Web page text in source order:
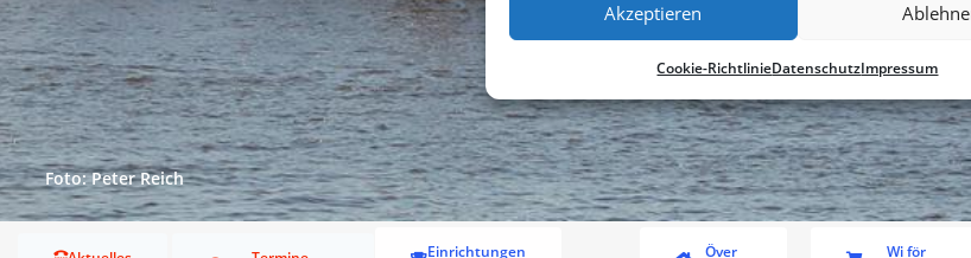
Akzeptieren
Cookie-RichtlinieDatenschutzImpressum
Foto: Peter Reich
Einrichtungen Över Wi för